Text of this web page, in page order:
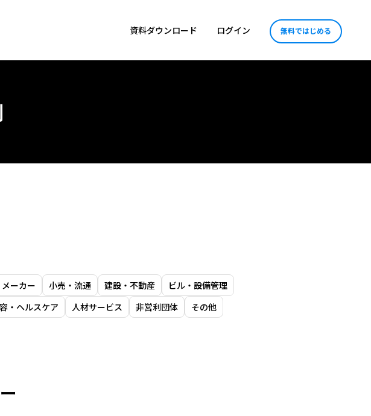
資料ダウンロード ログイン 無料ではじめる
ーカー 小売・流通 建設・不動産
ビル・設備管理
・ヘルスケア 人材サービス 非営利団体 その他